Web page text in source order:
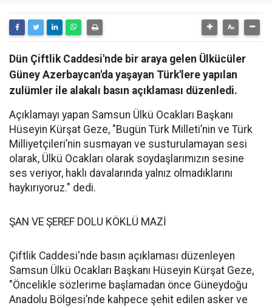
Dün Çiftlik Caddesi'nde bir araya gelen Ülkücüler
Güney Azerbaycan'da yaşayan Türk'lere yapılan
zulümler ile alakalı basın açıklaması düzenledi.
Açıklamayı yapan Samsun Ülkü Ocakları Başkanı
Hüseyin Kürşat Geze, "Bugün Türk Milleti’nin ve Türk
Milliyetçileri’nin susmayan ve susturulamayan sesi
olarak, Ülkü Ocakları olarak soydaşlarımızın sesine
ses veriyor, haklı davalarında yalnız olmadıklarını
haykırıyoruz." dedi.
ŞAN VE ŞEREF DOLU KÖKLÜ MAZİ
Çiftlik Caddesi'nde basın açıklaması düzenleyen
Samsun Ülkü Ocakları Başkanı Hüseyin Kürşat Geze,
"Öncelikle sözlerime başlamadan önce Güneydoğu
Anadolu Bölgesi’nde kahpece şehit edilen asker ve